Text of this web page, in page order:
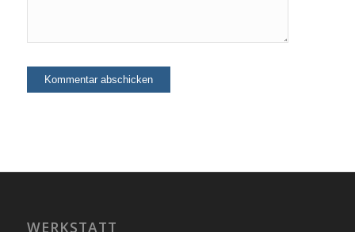
WERKSTATT